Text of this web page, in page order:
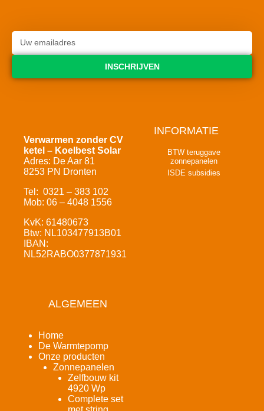
INSCHRIJVEN
Verwarmen zonder CV
ketel – Koelbest Solar
Adres: De Aar 81
8253 PN Dronten
Tel: 0321 – 383 102
Mob: 06 – 4048 1556
KvK: 61480673
Btw: NL103477913B01
IBAN:
NL52RABO0377871931
INFORMATIE
BTW teruggave
zonnepanelen
ISDE subsidies
ALGEMEEN
Home
De Warmtepomp
Onze producten
Zonnepanelen
Zelfbouw kit
4920 Wp
Complete set